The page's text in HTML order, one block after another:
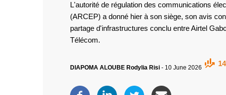
L'autorité de régulation des communications
(ARCEP) a donné hier à son siège, son avis
partage d'infrastructures conclu entre Airtel
Télécom.
DIAPOMA ALOUBE Rodylia Risi - 10 June 2026